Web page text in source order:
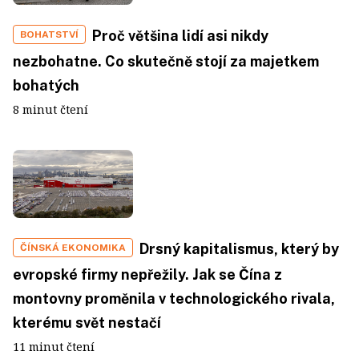
BOHATSTVÍ
Proč většina lidí asi nikdy
nezbohatne. Co skutečně stojí za majetkem
bohatých
8 minut čtení
ČÍNSKÁ EKONOMIKA
Drsný kapitalismus, který by
evropské firmy nepřežily. Jak se Čína z
montovny proměnila v technologického rivala,
kterému svět nestačí
11 minut čtení